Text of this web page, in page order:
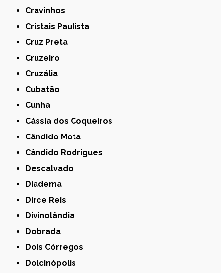
Cravinhos
Cristais Paulista
Cruz Preta
Cruzeiro
Cruzália
Cubatão
Cunha
Cássia dos Coqueiros
Cândido Mota
Cândido Rodrigues
Descalvado
Diadema
Dirce Reis
Divinolândia
Dobrada
Dois Córregos
Dolcinópolis